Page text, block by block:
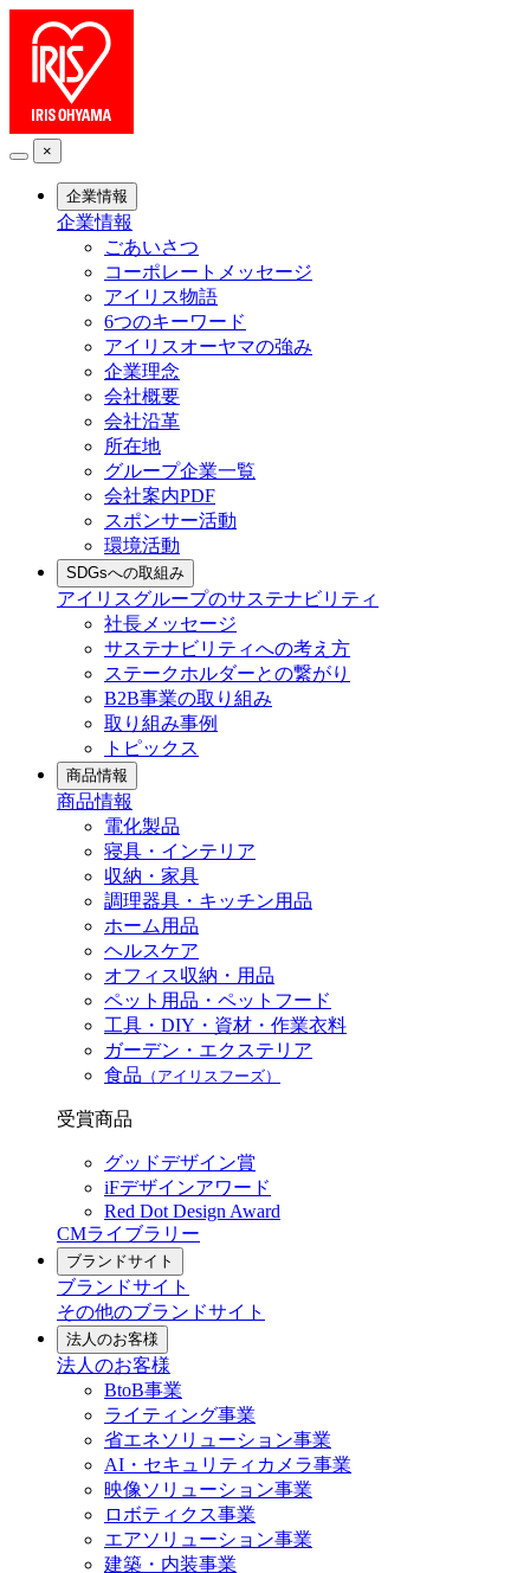
×
企業情報
企業情報
ごあいさつ
コーポレートメッセージ
アイリス物語
6つのキーワード
アイリスオーヤマの強み
企業理念
会社概要
会社沿革
所在地
グループ企業一覧
会社案内PDF
スポンサー活動
環境活動
SDGsへの取組み
アイリスグループのサステナビリティ
社長メッセージ
サステナビリティへの考え方
ステークホルダーとの繋がり
B2B事業の取り組み
取り組み事例
トピックス
商品情報
商品情報
電化製品
寝具・インテリア
収納・家具
調理器具・キッチン用品
ホーム用品
ヘルスケア
オフィス収納・用品
ペット用品・ペットフード
工具・DIY・資材・作業衣料
ガーデン・エクステリア
食品 （アイリスフーズ）
受賞商品
グッドデザイン賞
iFデザインアワード
Red Dot Design Award
CMライブラリー
ブランドサイト
ブランドサイト
その他のブランドサイト
法人のお客様
法人のお客様
BtoB事業
ライティング事業
省エネソリューション事業
AI・セキュリティカメラ事業
映像ソリューション事業
ロボティクス事業
エアソリューション事業
建築・内装事業